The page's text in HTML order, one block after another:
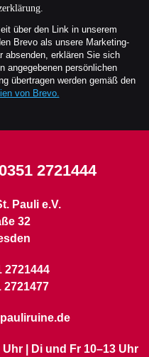
über den Link in unserem
Brevo als unsere Marketing-
absenden, erklären Sie sich
angegebenen persönlichen
übertragen werden gemäß den
von Brevo.
2721444
Pauli e.V.
32
2721444
2721477
| Di und Fr 10–13 Uhr